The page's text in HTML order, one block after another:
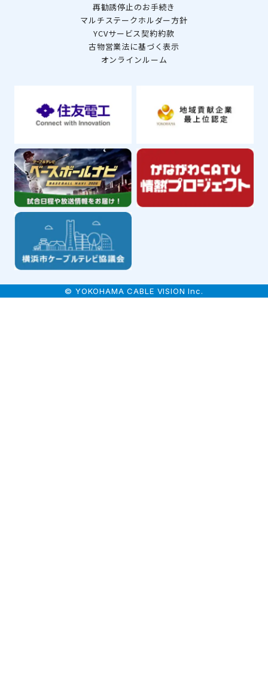
再勧誘停止のお手続き
マルチステークホルダー方針
YCVサービス契約約款
古物営業法に基づく表示
オンラインルーム
© YOKOHAMA CABLE VISION Inc.